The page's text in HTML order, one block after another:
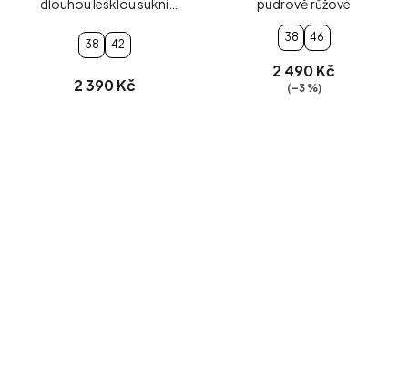
dlouhou lesklou sukní
38 42
2 390 Kč
pudrově růžové
38 46
2 490 Kč
(–3 %)